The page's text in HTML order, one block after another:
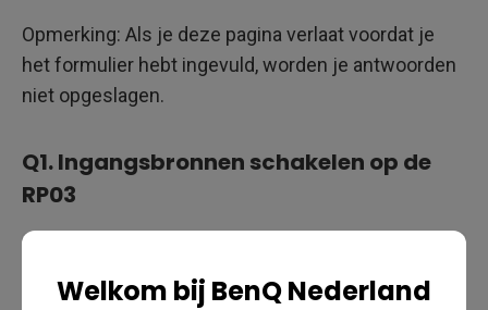
Welkom bij BenQ Nederland
Opmerking: Als je deze pagina verlaat voordat je
het formulier hebt ingevuld, worden je antwoorden
niet opgeslagen.
Q1.Ingangsbronnen schakelen op de
RP03